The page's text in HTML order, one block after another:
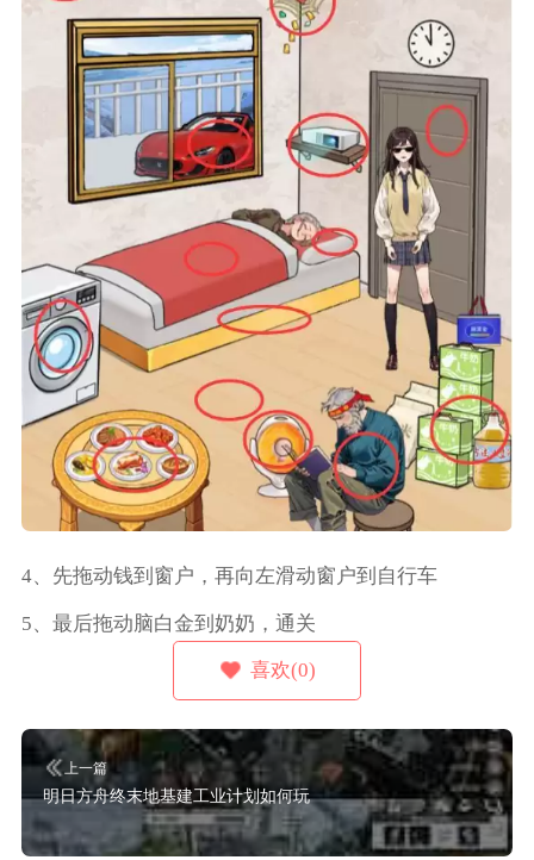
4、先拖动钱到窗户，再向左滑动窗户到自行车
5、最后拖动脑白金到奶奶，通关
喜欢(0)
上一篇
明日方舟终末地基建工业计划如何玩